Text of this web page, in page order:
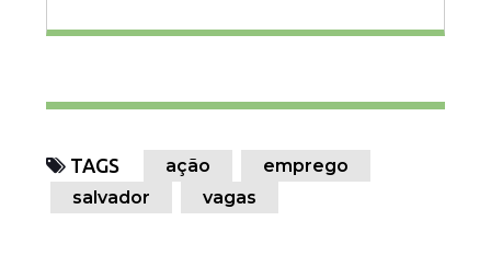
TAGS ação
emprego
salvador
vagas